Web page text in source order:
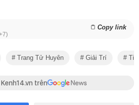
Copy link
Trang Tử Huyên Giải Trí Tin
trên